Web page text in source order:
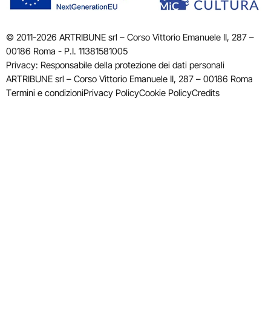
© 2011-2026 ARTRIBUNE srl – Corso Vittorio Emanuele II, 287 –
00186 Roma - P.I. 11381581005
Privacy: Responsabile della protezione dei dati personali
ARTRIBUNE srl – Corso Vittorio Emanuele II, 287 – 00186 Roma
Termini e condizioniPrivacy PolicyCookie PolicyCredits